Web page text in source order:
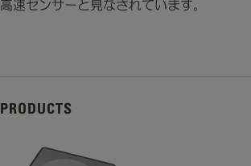
高速センサーと見なされています。
PRODUCTS